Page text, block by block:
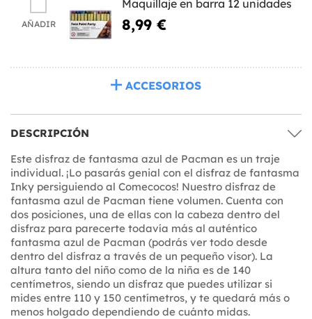
AÑADIR
Maquillaje en barra 12 unidades
8,99 €
ACCESORIOS
DESCRIPCIÓN
Este disfraz de fantasma azul de Pacman es un traje
individual. ¡Lo pasarás genial con el disfraz de fantasma
Inky persiguiendo al Comecocos! Nuestro disfraz de
fantasma azul de Pacman tiene volumen. Cuenta con
dos posiciones, una de ellas con la cabeza dentro del
disfraz para parecerte todavía más al auténtico
fantasma azul de Pacman (podrás ver todo desde
dentro del disfraz a través de un pequeño visor). La
altura tanto del niño como de la niña es de 140
centímetros, siendo un disfraz que puedes utilizar si
mides entre 110 y 150 centímetros, y te quedará más o
menos holgado dependiendo de cuánto midas.